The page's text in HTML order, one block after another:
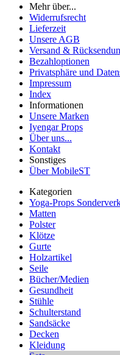
Mehr über...
Widerrufsrecht
Lieferzeit
Unsere AGB
Versand &
Bezahloptionen
Privatsphäre und
Impressum
Index
Informationen
Unsere Marken
Iyengar Props
Über uns...
Kontakt
Sonstiges
Über MobileST
Kategorien
Yoga-Props
Matten
Polster
Klötze
Gurte
Holzartikel
Seile
Bücher/Medien
Gesundheit
Stühle
Schulterstand
Sandsäcke
Decken
Kleidung